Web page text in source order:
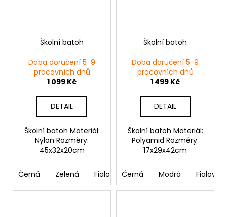
Školní batoh
Doba doručení 5-9
pracovních dnů
1 099 Kč
DETAIL
Školní batoh Materiál:
Nylon Rozměry:
45x32x20cm
Černá Zelená Fialová
Školní batoh
Doba doručení 5-9
pracovních dnů
1 499 Kč
DETAIL
Školní batoh Materiál:
Polyamid Rozměry:
17x29x42cm
Černá Modrá Fialová